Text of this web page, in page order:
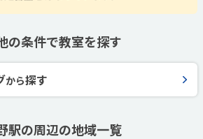
の条件で教室を探す
から探す
駅の周辺の地域一覧